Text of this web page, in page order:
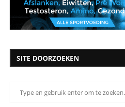
SITE DOORZOEKEN